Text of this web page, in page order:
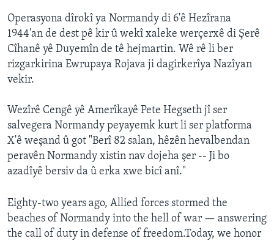
Operasyona dîrokî ya Normandy di 6'ê Hezîrana
1944'an de dest pê kir û wekî xaleke werçerxê di Şerê
Cîhanê yê Duyemîn de tê hejmartin. Wê rê li ber
rizgarkirina Ewrupaya Rojava ji dagirkerîya Nazîyan
vekir.
Wezîrê Cengê yê Amerîkayê Pete Hegseth jî ser
salvegera Normandy peyayemk kurt li ser platforma
X'ê weşand û got "Berî 82 salan, hêzên hevalbendan
peravên Normandy xistin nav dojeha şer -- Ji bo
azadîyê bersiv da û erka xwe bicî anî."
Eighty-two years ago, Allied forces stormed the
beaches of Normandy into the hell of war — answering
the call of duty in defense of freedom.Today, we honor